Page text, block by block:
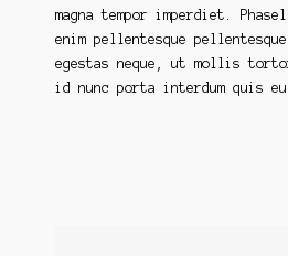
magna tempor imperdiet.
enim pellentesque
egestas neque, ut mollis
id nunc porta interdum quis